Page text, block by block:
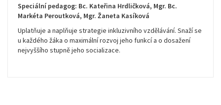
Speciální pedagog: Bc. Kateřina Hrdličková, Mgr. Bc.
Markéta Peroutková, Mgr. Žaneta Kasíková
Uplatňuje a naplňuje strategie inkluzivního vzdělávání. Snaží se
u každého žáka o maximální rozvoj jeho funkcí a o dosažení
nejvyššího stupně jeho socializace.